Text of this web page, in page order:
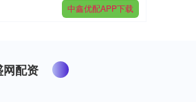
中鑫优配APP下载
网配资